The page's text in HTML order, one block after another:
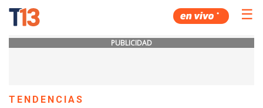
☰
PUBLICIDAD
TENDENCIAS